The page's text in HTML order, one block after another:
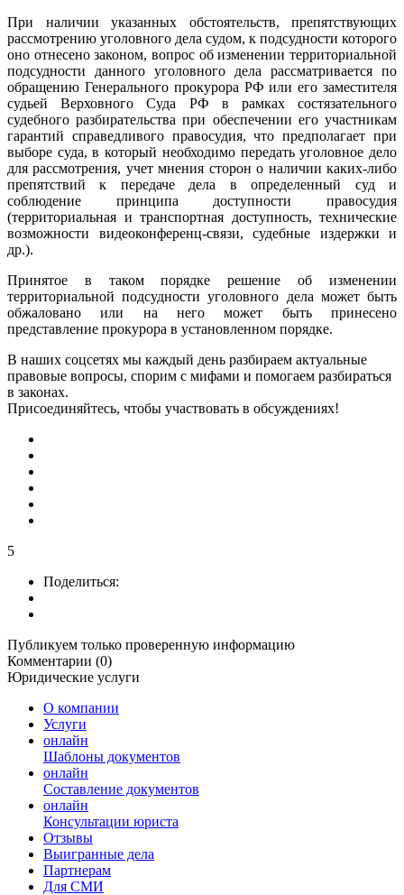
При наличии указанных обстоятельств, препятствующих
рассмотрению уголовного дела судом, к подсудности которого
оно отнесено законом, вопрос об изменении территориальной
подсудности данного уголовного дела рассматривается по
обращению Генерального прокурора РФ или его заместителя
судьей Верховного Суда РФ в рамках состязательного
судебного разбирательства при обеспечении его участникам
гарантий справедливого правосудия, что предполагает при
выборе суда, в который необходимо передать уголовное дело
для рассмотрения, учет мнения сторон о наличии каких-либо
препятствий к передаче дела в определенный суд и
соблюдение принципа доступности правосудия
(территориальная и транспортная доступность, технические
возможности видеоконференц-связи, судебные издержки и
др.).
Принятое в таком порядке решение об изменении
территориальной подсудности уголовного дела может быть
обжаловано или на него может быть принесено
представление прокурора в установленном порядке.
В наших соцсетях мы каждый день разбираем актуальные
правовые вопросы, спорим с мифами и помогаем разбираться
в законах.
Присоединяйтесь, чтобы участвовать в обсуждениях!
5
Поделиться:
Публикуем только проверенную информацию
Комментарии (0)
Юридические услуги
О компании
Услуги
онлайн
Шаблоны документов
онлайн
Составление документов
онлайн
Консультации юриста
Отзывы
Выигранные дела
Партнерам
Для СМИ